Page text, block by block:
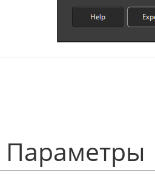
Параметры